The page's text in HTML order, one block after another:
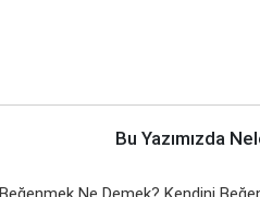
Bu Yazımızda